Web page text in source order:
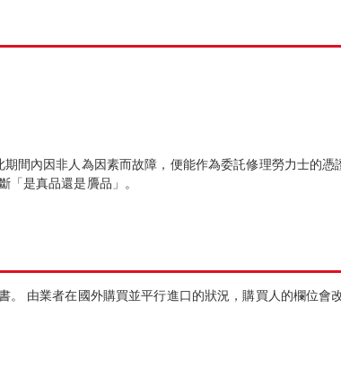
間內因非人為因素而故障，便能作為委託修理勞力士的
「是真品還是贗品」。
由業者在國外購買並平行進口的狀況，購買人的欄位會